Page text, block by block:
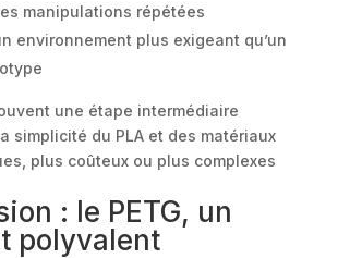
manipulations répétées
environnement plus exigeant qu’un
une étape intermédiaire
simplicité du PLA et des matériaux
plus coûteux ou plus complexes
: le PETG, un
polyvalent